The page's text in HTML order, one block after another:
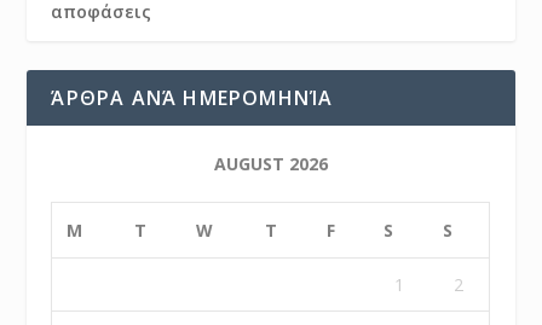
αποφάσεις
ΆΡΘΡΑ ΑΝΆ ΗΜΕΡΟΜΗΝΊΑ
AUGUST 2026
M T W T F S S
1 2